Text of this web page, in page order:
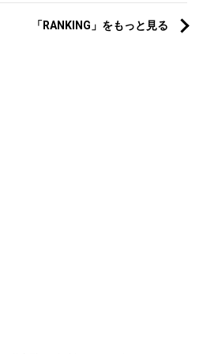
「RANKING」をもっと見る